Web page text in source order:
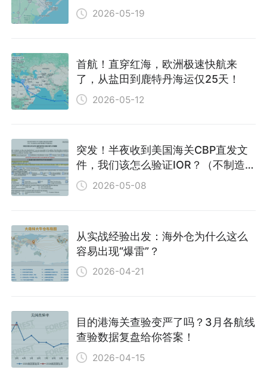
2026-05-19
首航！直穿红海，欧洲极速快航来
了，从盐田到鹿特丹海运仅25天！
2026-05-12
突发！半夜收到美国海关CBP直发文
件，我们该怎么验证IOR？（不制造焦
虑，只提供解药）
2026-05-08
从实战经验出发：海外仓为什么这么
容易出现“爆雷”？
2026-04-21
目的港海关查验变严了吗？3月各航线
查验数据复盘给你答案！
2026-04-15